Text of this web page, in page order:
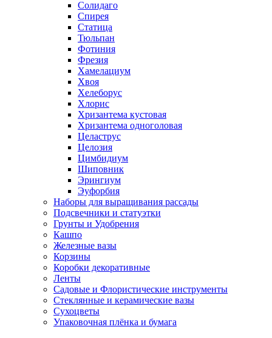
Солидаго
Спирея
Статица
Тюльпан
Фотиния
Фрезия
Хамелациум
Хвоя
Хелеборус
Хлорис
Хризантема кустовая
Хризантема одноголовая
Целаструс
Целозия
Цимбидиум
Шиповник
Эрингиум
Эуфорбия
Наборы для выращивания рассады
Подсвечники и статуэтки
Грунты и Удобрения
Кашпо
Железные вазы
Корзины
Коробки декоративные
Ленты
Садовые и Флористические инструменты
Стеклянные и керамические вазы
Сухоцветы
Упаковочная плёнка и бумага